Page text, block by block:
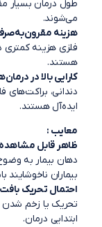
طول درمان بسیار
می‌شوند.
هزینه
فلزی هزینه کمتری
هستند.
کارایی بالا در
دندانی، براکت‌های
ایده‌آل هستند.
معایب :
ظاهر قابل مشاهده
دهان بیمار به
بیماران ناخوشایند
احتمال تحریک
تحریک یا زخم شدن
ابتدایی درمان.